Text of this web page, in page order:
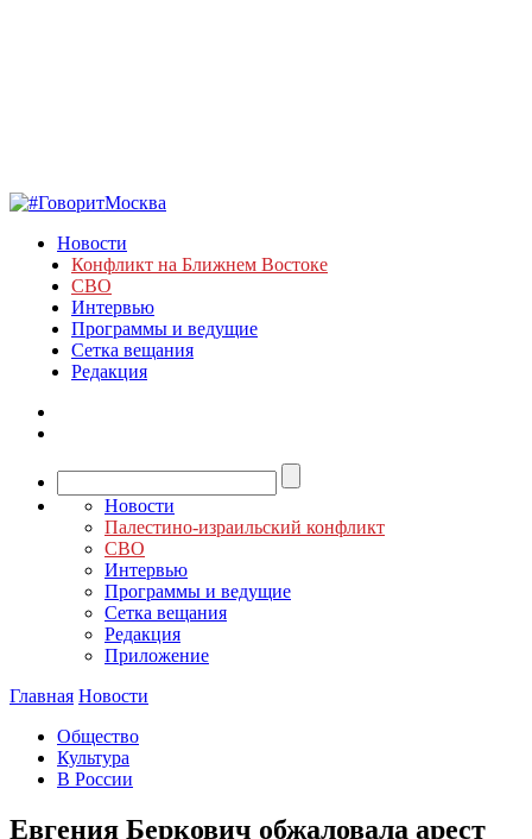
Новости
Конфликт на Ближнем Востоке
СВО
Интервью
Программы и ведущие
Сетка вещания
Редакция
Новости
Палестино-израильский конфликт
СВО
Интервью
Программы и ведущие
Сетка вещания
Редакция
Приложение
Главная Новости
Общество
Культура
В России
Евгения Беркович обжаловала арест